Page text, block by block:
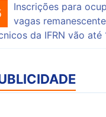
Inscrições para
vagas
da IFRN vão até